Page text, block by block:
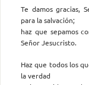
Te damos gracias,
para la salvación;
haz que sepamos
Señor Jesucristo.
Haz que todos los
la verdad